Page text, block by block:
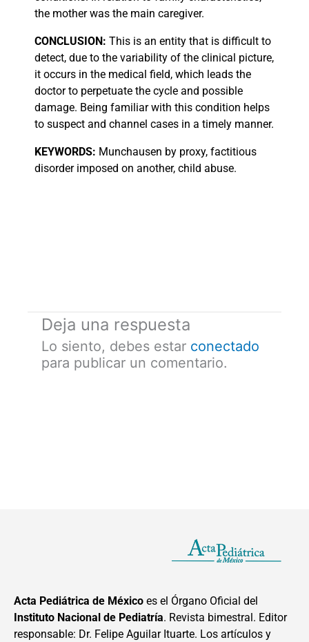
the mother was the main caregiver.
CONCLUSION: This is an entity that is difficult to
detect, due to the variability of the clinical picture,
it occurs in the medical field, which leads the
doctor to perpetuate the cycle and possible
damage. Being familiar with this condition helps
to suspect and channel cases in a timely manner.
KEYWORDS: Munchausen by proxy, factitious
disorder imposed on another, child abuse.
Deja una respuesta
Lo siento, debes estar conectado
para publicar un comentario.
Acta Pediátrica de México es el Órgano Oficial del
Instituto Nacional de Pediatría. Revista bimestral. Editor
responsable: Dr. Felipe Aguilar Ituarte. Los artículos y